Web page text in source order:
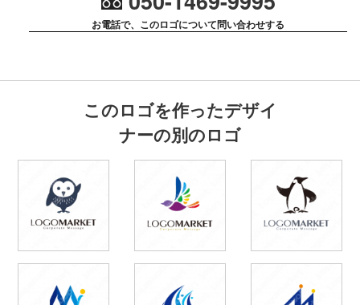
お電話で、このロゴについて問い合わせする
このロゴを作ったデザイ
ナーの別のロゴ